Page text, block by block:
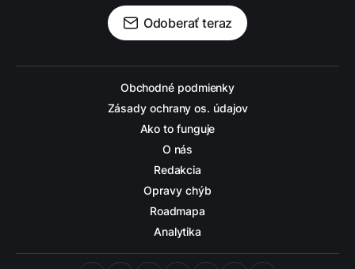
Odoberať teraz
Obchodné podmienky
Zásady ochrany os. údajov
Ako to funguje
O nás
Redakcia
Opravy chýb
Roadmapa
Analytika